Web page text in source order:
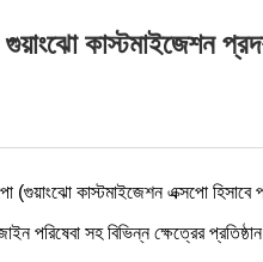
কাস্টমাইজেশন
(গুয়াংঝো কাস্টমাইজেশন এক্সপো হিসাবে
পরিষেবা সহ বিভিন্ন ক্ষেত্রের